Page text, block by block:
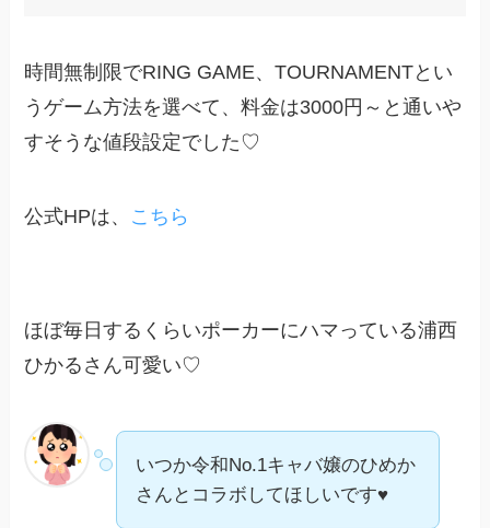
時間無制限でRING GAME、TOURNAMENTとい
うゲーム方法を選べて、料金は3000円～と通いや
すそうな値段設定でした♡
公式HPは、 こちら
ほぼ毎日するくらいポーカーにハマっている浦西
ひかるさん可愛い♡
いつか令和No.1キャバ嬢のひめか
さんとコラボしてほしいです♥